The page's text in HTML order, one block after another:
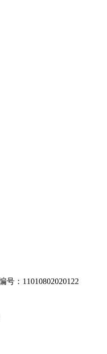
：11010802020122